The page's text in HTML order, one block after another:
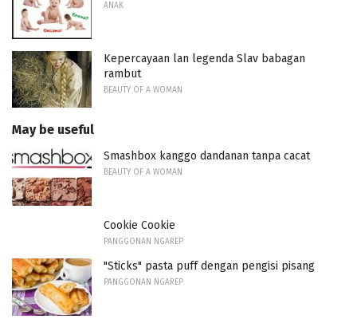
ANAK
Kepercayaan lan legenda Slav babagan
rambut
BEAUTY OF A WOMAN
May be useful
Smashbox kanggo dandanan tanpa cacat
BEAUTY OF A WOMAN
Cookie Cookie
PANGGONAN NGAREP
"Sticks" pasta puff dengan pengisi pisang
PANGGONAN NGAREP